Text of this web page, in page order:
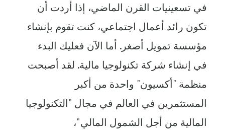
في تسعينيات القرن الماضي، إذا أردت أن
تكون رائد أعمال اجتماعي، كنت تقوم بإنشاء
مؤسسة تمويل أصغر. أما الآن فعليك البدء
في إنشاء شركة تكنولوجيا مالية. لقد أصبحت
منظمة "أكسيون" واحدة من أكبر
المستثمرين في العالم في مجال "التكنولوجيا
المالية من أجل الشمول المالي"،